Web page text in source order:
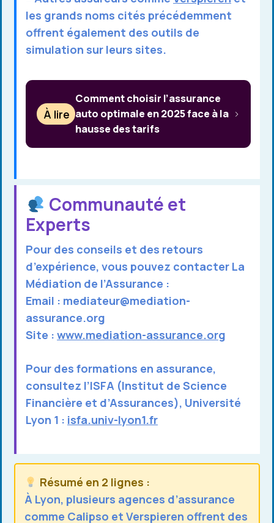
les grands noms cités précédemment
offrent également des outils de
simulation sur leurs sites.
À lire
Comment choisir l’assurance
auto optimale en 2025 face à la
hausse des tarifs
Communauté et
Experts
Pour des conseils et des retours
d’expérience, vous pouvez contacter La
Médiation de l’Assurance :
Email : mediateur@mediation-
assurance.org
Site : www.mediation-assurance.org
Pour des formations en assurance,
consultez l’ISFA (Institut de Science
Financière et d’Assurances), Université
Lyon 1 : isfa.univ-lyon1.fr
Résumé en 2 lignes :
À Lyon, plusieurs agences d’assurance
comme Calipso et Verspieren offrent des